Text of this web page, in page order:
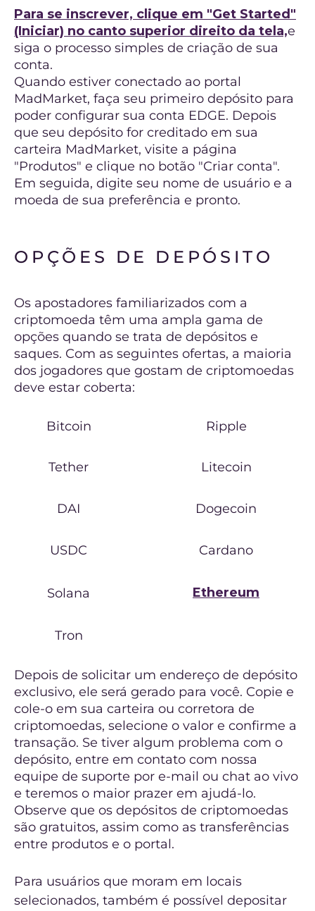
Para se inscrever, clique em "Get Started"
(Iniciar) no canto superior direito da tela,e
siga o processo simples de criação de sua
conta.
Quando estiver conectado ao portal
MadMarket, faça seu primeiro depósito para
poder configurar sua conta EDGE. Depois
que seu depósito for creditado em sua
carteira MadMarket, visite a página
"Produtos" e clique no botão "Criar conta".
Em seguida, digite seu nome de usuário e a
moeda de sua preferência e pronto.
OPÇÕES DE DEPÓSITO
Os apostadores familiarizados com a
criptomoeda têm uma ampla gama de
opções quando se trata de depósitos e
saques. Com as seguintes ofertas, a maioria
dos jogadores que gostam de criptomoedas
deve estar coberta:
Bitcoin Ripple
Tether Litecoin
DAI Dogecoin
USDC Cardano
Solana Ethereum
Tron
Depois de solicitar um endereço de depósito
exclusivo, ele será gerado para você. Copie e
cole-o em sua carteira ou corretora de
criptomoedas, selecione o valor e confirme a
transação. Se tiver algum problema com o
depósito, entre em contato com nossa
equipe de suporte por e-mail ou chat ao vivo
e teremos o maior prazer em ajudá-lo.
Observe que os depósitos de criptomoedas
são gratuitos, assim como as transferências
entre produtos e o portal.
Para usuários que moram em locais
selecionados, também é possível depositar